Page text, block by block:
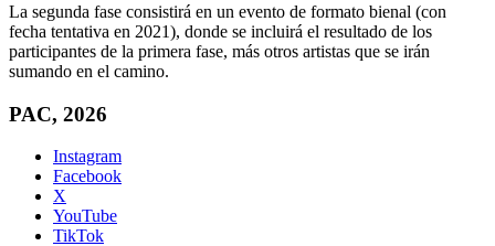
La segunda fase consistirá en un evento de formato bienal (con
fecha tentativa en 2021), donde se incluirá el resultado de los
participantes de la primera fase, más otros artistas que se irán
sumando en el camino.
PAC, 2026
Instagram
Facebook
X
YouTube
TikTok